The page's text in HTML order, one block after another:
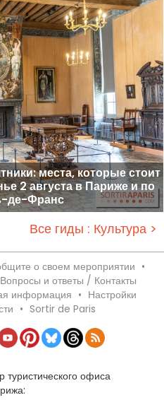
места, которые стоит
2 августа в Париже и по
де-Франс
Все гиды : Культура >
о своем мероприятии •
Вопросы и ответы / Контакты
информация • Настройки
• Sortir de Paris
туристического офиса